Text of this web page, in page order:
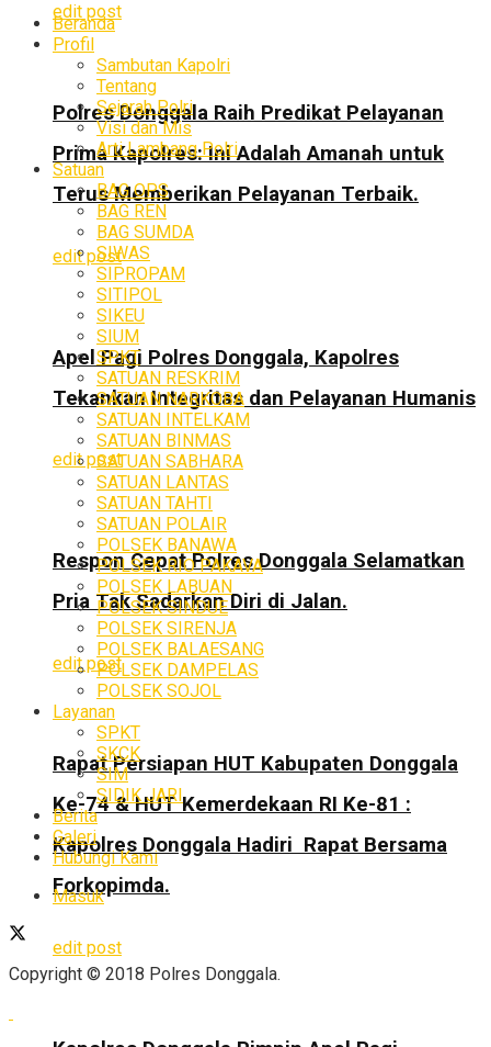
edit post
Polres Donggala Raih Predikat Pelayanan
Prima Kapolres: Ini Adalah Amanah untuk
Terus Memberikan Pelayanan Terbaik.
edit post
Apel Pagi Polres Donggala, Kapolres
Tekankan Integritas dan Pelayanan Humanis
edit post
Respon Cepat Polres Donggala Selamatkan
Pria Tak Sadarkan Diri di Jalan.
edit post
Rapat Persiapan HUT Kabupaten Donggala
Ke-74 & HUT Kemerdekaan RI Ke-81 :
Kapolres Donggala Hadiri Rapat Bersama
Forkopimda.
edit post
Beranda
Profil
Sambutan Kapolri
Tentang
Sejarah Polri
Visi dan Mis
Arti Lambang Polri
Satuan
BAG OPS
BAG REN
BAG SUMDA
SIWAS
SIPROPAM
SITIPOL
SIKEU
SIUM
SPKT
SATUAN RESKRIM
SATUAN NARKOBA
SATUAN INTELKAM
SATUAN BINMAS
SATUAN SABHARA
SATUAN LANTAS
SATUAN TAHTI
SATUAN POLAIR
POLSEK BANAWA
POLSEK RIO PAKAVA
POLSEK LABUAN
POLSEK SINDUE
POLSEK SIRENJA
POLSEK BALAESANG
POLSEK DAMPELAS
POLSEK SOJOL
Layanan
SPKT
SKCK
SIM
SIDIK JARI
Berita
Galeri
Hubungi Kami
Masuk
Copyright © 2018 Polres Donggala.